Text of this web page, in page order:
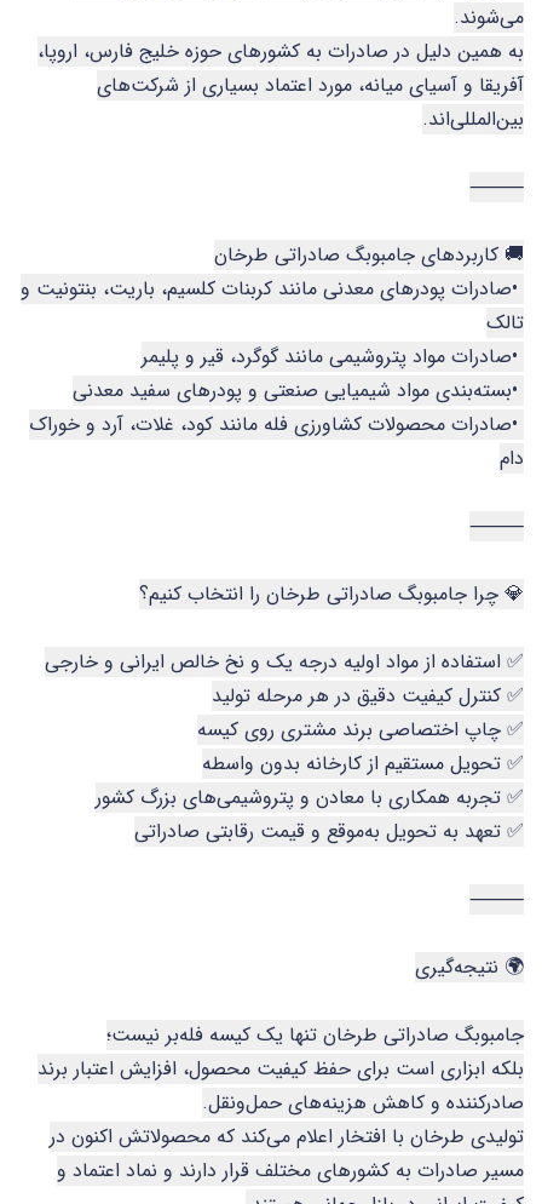
می‌شوند.
به همین دلیل در صادرات به کشورهای حوزه خلیج فارس، اروپا،
آفریقا و آسیای میانه، مورد اعتماد بسیاری از شرکت‌های
بین‌المللی‌اند.
⸻
🚚 کاربردهای جامبوبگ صادراتی طرخان
•صادرات پودرهای معدنی مانند کربنات کلسیم، باریت، بنتونیت و
تالک
•صادرات مواد پتروشیمی مانند گوگرد، قیر و پلیمر
•بسته‌بندی مواد شیمیایی صنعتی و پودرهای سفید معدنی
•صادرات محصولات کشاورزی فله مانند کود، غلات، آرد و خوراک
دام
⸻
💎 چرا جامبوبگ صادراتی طرخان را انتخاب کنیم؟
✅ استفاده از مواد اولیه درجه یک و نخ خالص ایرانی و خارجی
✅ کنترل کیفیت دقیق در هر مرحله تولید
✅ چاپ اختصاصی برند مشتری روی کیسه
✅ تحویل مستقیم از کارخانه بدون واسطه
✅ تجربه همکاری با معادن و پتروشیمی‌های بزرگ کشور
✅ تعهد به تحویل به‌موقع و قیمت رقابتی صادراتی
⸻
🌍 نتیجه‌گیری
جامبوبگ صادراتی طرخان تنها یک کیسه فله‌بر نیست؛
بلکه ابزاری است برای حفظ کیفیت محصول، افزایش اعتبار برند
صادرکننده و کاهش هزینه‌های حمل‌ونقل.
تولیدی طرخان با افتخار اعلام می‌کند که محصولاتش اکنون در
مسیر صادرات به کشورهای مختلف قرار دارند و نماد اعتماد و